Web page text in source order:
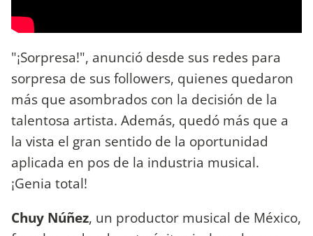
"¡Sorpresa!", anunció desde sus redes para
sorpresa de sus followers, quienes quedaron
más que asombrados con la decisión de la
talentosa artista. Además, quedó más que a
la vista el gran sentido de la oportunidad
aplicada en pos de la industria musical.
¡Genia total!
Chuy Núñez, un productor musical de México,